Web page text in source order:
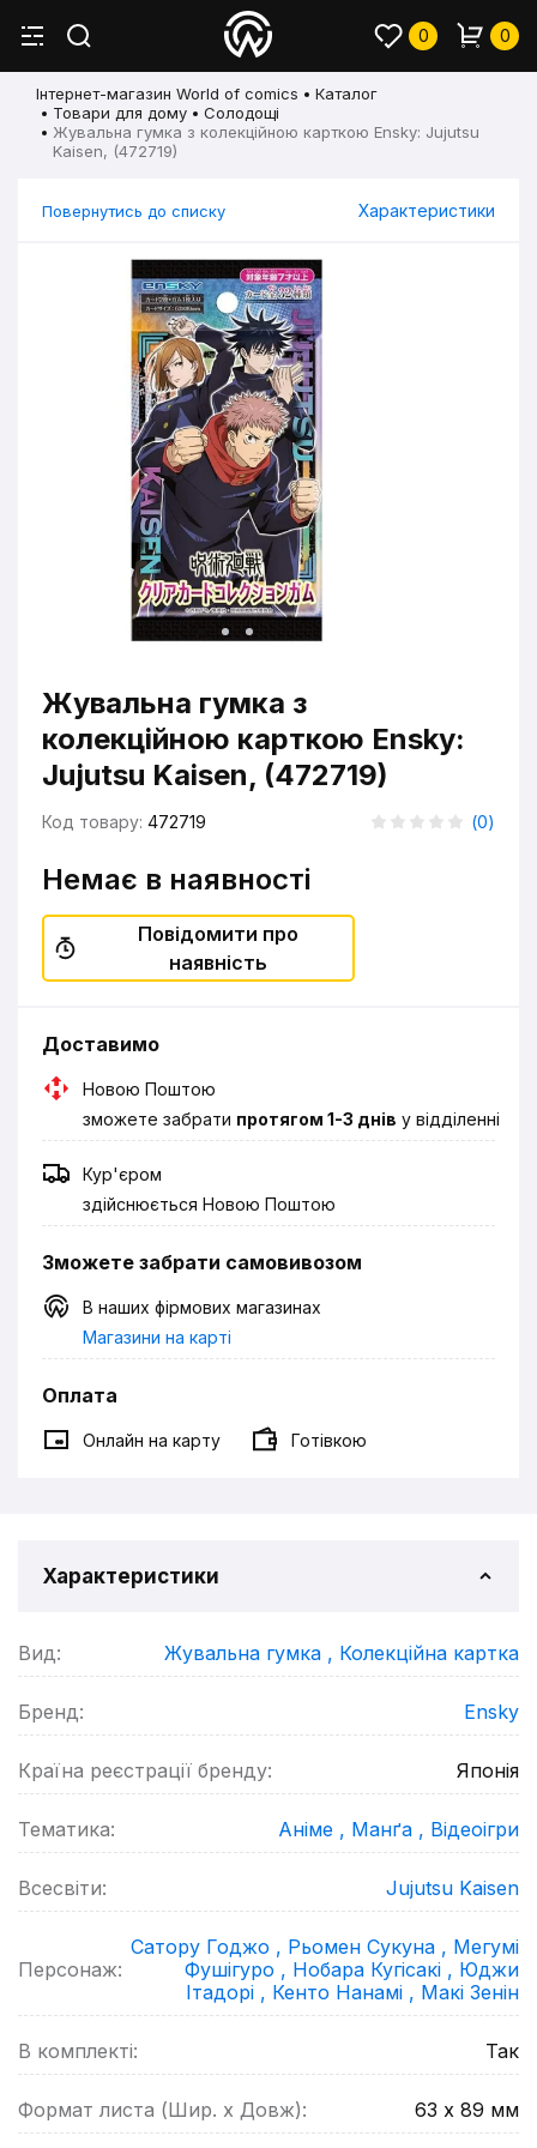
0 0
Інтернет-магазин World of comics
Каталог
Товари для дому
Солодощі
Жувальна гумка з колекційною карткою Ensky: Jujutsu
Kaisen, (472719)
Повернутись до списку Характеристики
Жувальна гумка з
колекційною карткою Ensky:
Jujutsu Kaisen, (472719)
Код товару: 472719 (0)
Немає в наявності
Повідомити про
наявність
Доставимо
Новою Поштою
зможете забрати протягом 1-3 днів у відділенні
Кур'єром
здійснюється Новою Поштою
Зможете забрати самовивозом
В наших фірмових магазинах
Магазини на карті
Оплата
Онлайн на карту Готівкою
Характеристики
Вид: Жувальна гумка , Колекційна картка
Бренд: Ensky
Країна реєстрації бренду: Японія
Тематика: Аніме , Манґа , Відеоігри
Всесвіти: Jujutsu Kaisen
Персонаж:
Сатору Годжо , Рьомен Сукуна , Мегумі
Фушігуро , Нобара Кугісакі , Юджи
Ітадорі , Кенто Нанамі , Макі Зенін
В комплекті: Так
Формат листа (Шир. х Довж): 63 х 89 мм